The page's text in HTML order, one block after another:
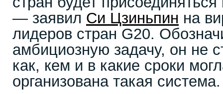
— заявил Си Цзиньпин на
лидеров стран G20.
амбициозную задачу, он не
как, кем и в какие сроки
организована такая система.